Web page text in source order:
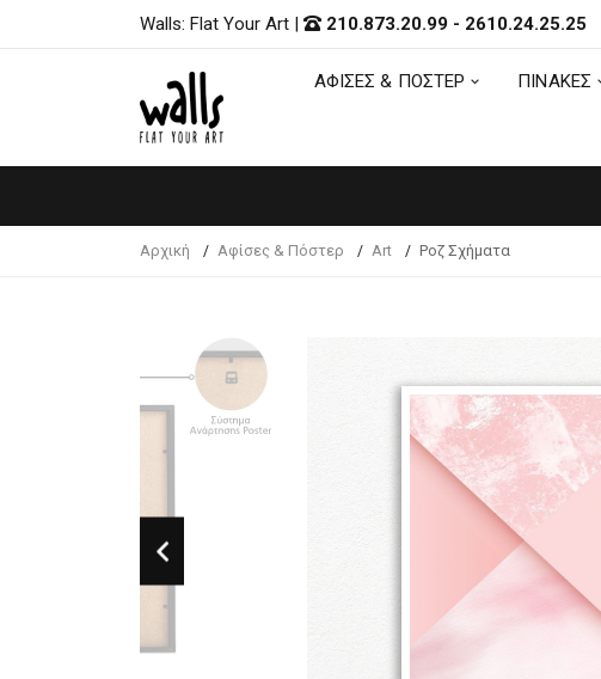
ΑΦΙΣΕΣ & ΠΟΣΤΕΡ ΠΙΝΑΚΕΣ
Walls: Flat Your Art | 210.873.20.99 - 2610.24.25.25
ΑΦΙΣΕΣ & ΠΟΣΤΕΡ ΠΙΝΑΚΕΣ
Αρχική Αφίσες & Πόστερ Art Ροζ Σχήματα